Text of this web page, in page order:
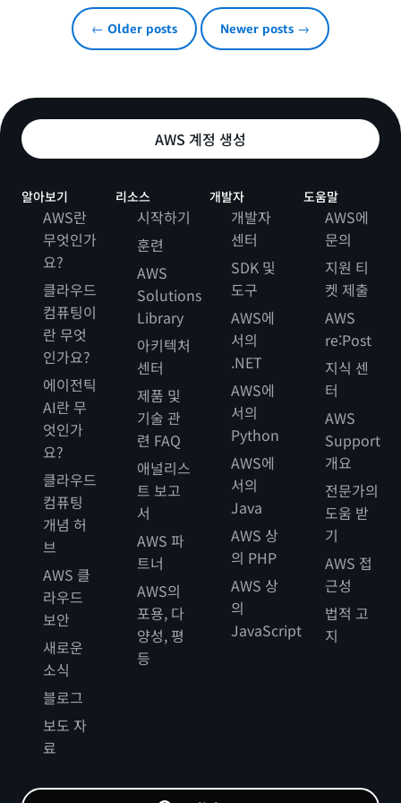
← Older posts Newer posts →
AWS 계정 생성
알아보기
AWS란
무엇인가
요?
클라우드
컴퓨팅이
란 무엇
인가요?
에이전틱
AI란 무
엇인가
요?
클라우드
컴퓨팅
개념 허
브
AWS 클
라우드
보안
새로운
소식
블로그
보도 자
료
리소스
시작하기
훈련
AWS
Solutions
Library
아키텍처
센터
제품 및
기술 관
련 FAQ
애널리스
트 보고
서
AWS 파
트너
AWS의
포용, 다
양성, 평
등
개발자
개발자
센터
SDK 및
도구
AWS에
서의
.NET
AWS에
서의
Python
AWS에
서의
Java
AWS 상
의 PHP
AWS 상
의
JavaScript
도움말
AWS에
문의
지원 티
켓 제출
AWS
re:Post
지식 센
터
AWS
Support
개요
전문가의
도움 받
기
AWS 접
근성
법적 고
지